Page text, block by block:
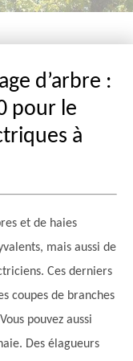
d’arbre :
pour le
à
et de haies
mais aussi de
Ces derniers
coupes de branches
pouvez aussi
Des élagueurs